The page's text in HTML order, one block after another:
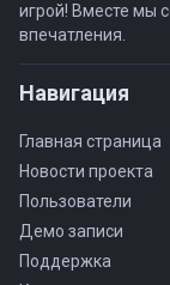
игрой! Вместе мы
впечатления.
Навигация
Главная страница
Новости проекта
Пользователи
Демо записи
Поддержка